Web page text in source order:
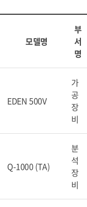
모델명
부
서
명
EDEN 500V
가
공
장
비
Q-1000 (TA)
분
석
장
비